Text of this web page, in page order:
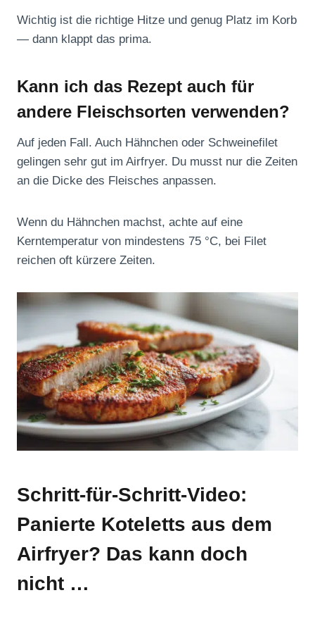
Wichtig ist die richtige Hitze und genug Platz im Korb
— dann klappt das prima.
Kann ich das Rezept auch für
andere Fleischsorten verwenden?
Auf jeden Fall. Auch Hähnchen oder Schweinefilet
gelingen sehr gut im Airfryer. Du musst nur die Zeiten
an die Dicke des Fleisches anpassen.
Wenn du Hähnchen machst, achte auf eine
Kerntemperatur von mindestens 75 °C, bei Filet
reichen oft kürzere Zeiten.
Schritt-für-Schritt-Video:
Panierte Koteletts aus dem
Airfryer? Das kann doch
nicht …